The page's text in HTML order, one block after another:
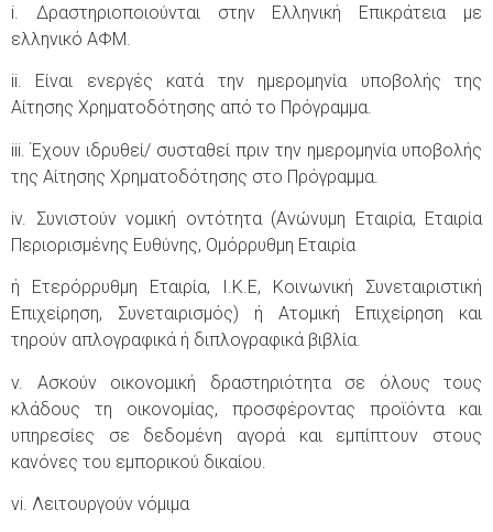
i. Δραστηριοποιούνται στην Ελληνική Επικράτεια με
ελληνικό ΑΦΜ.
ii. Είναι ενεργές κατά την ημερομηνία υποβολής της
Αίτησης Χρηματοδότησης από το Πρόγραμμα.
iii. Έχουν ιδρυθεί/ συσταθεί πριν την ημερομηνία υποβολής
της Αίτησης Χρηματοδότησης στο Πρόγραμμα.
iv. Συνιστούν νομική οντότητα (Ανώνυμη Εταιρία, Εταιρία
Περιορισμένης Ευθύνης, Ομόρρυθμη Εταιρία
ή Ετερόρρυθμη Εταιρία, Ι.Κ.Ε, Κοινωνική Συνεταιριστική
Επιχείρηση, Συνεταιρισμός) ή Ατομική Επιχείρηση και
τηρούν απλογραφικά ή διπλογραφικά βιβλία.
v. Ασκούν οικονομική δραστηριότητα σε όλους τους
κλάδους τη οικονομίας, προσφέροντας προϊόντα και
υπηρεσίες σε δεδομένη αγορά και εμπίπτουν στους
κανόνες του εμπορικού δικαίου.
vi. Λειτουργούν νόμιμα